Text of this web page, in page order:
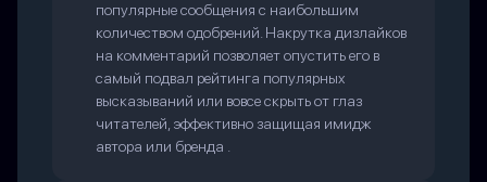
популярные сообщения с наибольшим
количеством одобрений. Накрутка дизлайков
на комментарий позволяет опустить его в
самый подвал рейтинга популярных
высказываний или вовсе скрыть от глаз
читателей, эффективно защищая имидж
автора или бренда .